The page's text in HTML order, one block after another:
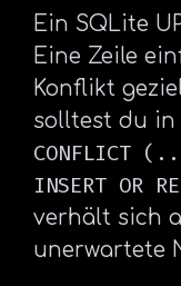
Ein SQLite
Eine Zeile
Konflikt
solltest du in
CONFLICT
INSERT OR
verhält sich
unerwartete